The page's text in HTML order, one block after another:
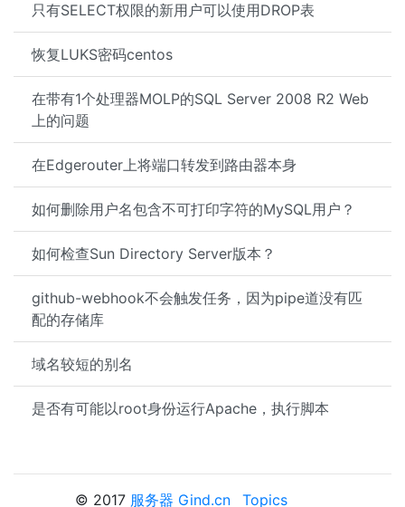
只有SELECT权限的新用户可以使用DROP表
恢复LUKS密码centos
在带有1个处理器MOLP的SQL Server 2008 R2 Web
上的问题
在Edgerouter上将端口转发到路由器本身
如何删除用户名包含不可打印字符的MySQL用户？
如何检查Sun Directory Server版本？
github-webhook不会触发任务，因为pipe道没有匹
配的存储库
域名较短的别名
是否有可能以root身份运行Apache，执行脚本
© 2017 服务器 Gind.cn Topics